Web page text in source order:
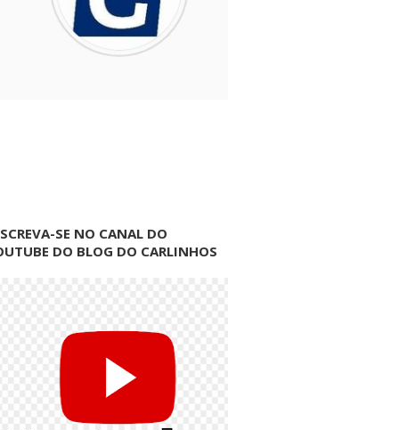
SE NO CANAL DO
DO BLOG DO CARLINHOS